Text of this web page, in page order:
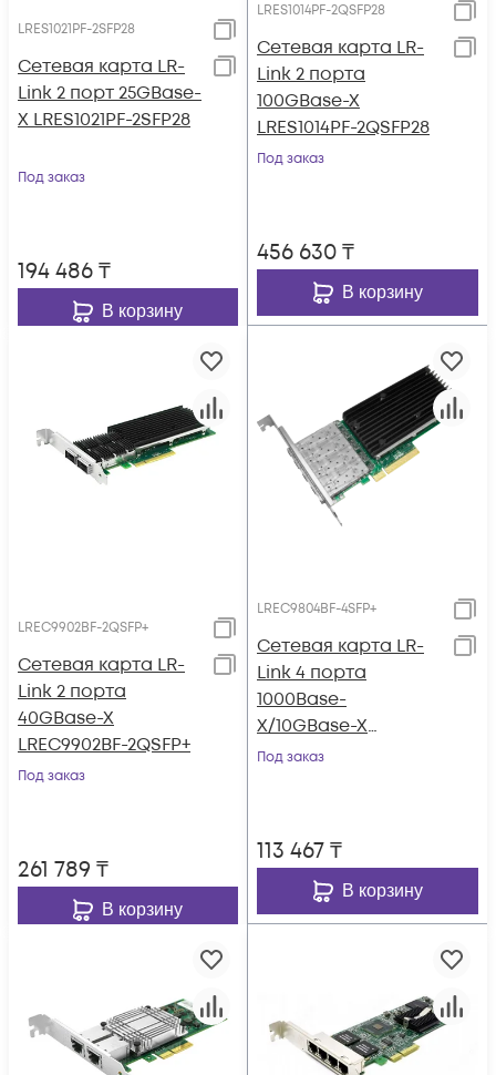
LRES1021PF-2SFP28
Сетевая карта LR-
Link 2 порт 25GBase-
X LRES1021PF-2SFP28
Под заказ
194 486₸
В корзину
LRES1014PF-2QSFP28
Сетевая карта LR-
Link 2 порта
100GBase-X
LRES1014PF-2QSFP28
Под заказ
456 630₸
В корзину
LREC9902BF-2QSFP+
Сетевая карта LR-
Link 2 порта
40GBase-X
LREC9902BF-2QSFP+
Под заказ
261 789 ₸
В корзину
LREC9804BF-4SFP+
Сетевая карта LR-
Link 4 порта
1000Base-
X/10GBase-X
LREC9804BF-4SFP+
Под заказ
113 467₸
В корзину